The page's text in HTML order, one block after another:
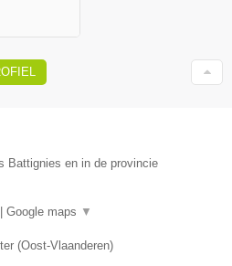
Battignies en in de provincie
Google maps ▼
(Oost-Vlaanderen)